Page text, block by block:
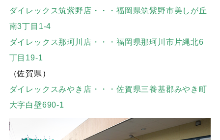
ダイレックス筑紫野店・・・福岡県筑紫野市美しが丘
南3丁目1-4
ダイレックス那珂川店・・・福岡県那珂川市片縄北6
丁目19-1
（佐賀県）
ダイレックスみやき店・・・佐賀県三養基郡みやき町
大字白壁690-1